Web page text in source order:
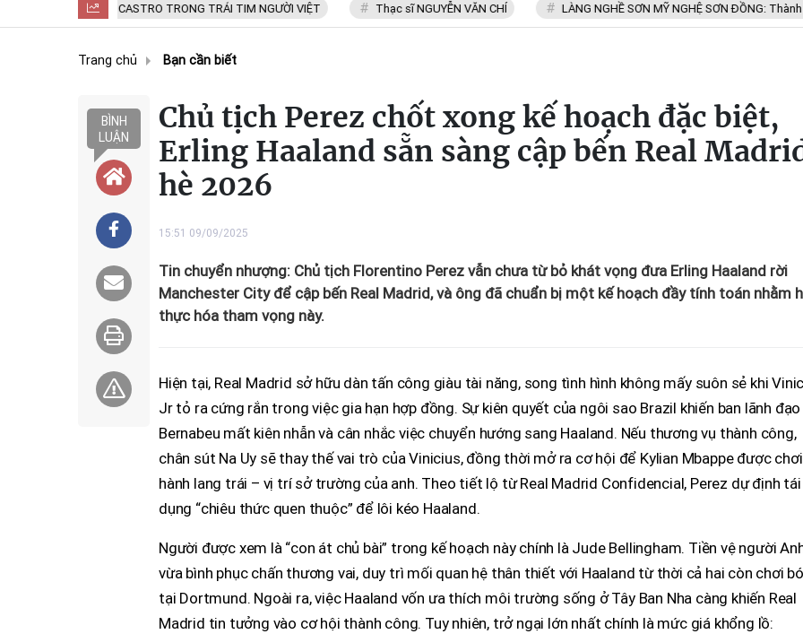
FIDEL CASTRO TRONG TRÁI TIM NGƯỜI VIỆT Thạc sĩ NGUYỄN VĂN CHÍ LÀNG NGHỀ SƠN MỸ NGHỆ SƠN ĐỒNG: Thành
Trang chủ Bạn cần biết
BÌNH
LUẬN
Chủ tịch Perez chốt xong kế hoạch đặc biệt,
Erling Haaland sẵn sàng cập bến Real
hè 2026
15:51 09/09/2025
Tin chuyển nhượng: Chủ tịch Florentino Perez vẫn chưa từ bỏ khát vọng đưa Erling Haaland rời
Manchester City để cập bến Real Madrid, và ông đã chuẩn bị một kế hoạch đầy tính toán nhằm
thực hóa tham vọng này.
Hiện tại, Real Madrid sở hữu dàn tấn công giàu tài năng, song tình hình không mấy suôn sẻ khi
Jr tỏ ra cứng rắn trong việc gia hạn hợp đồng. Sự kiên quyết của ngôi sao Brazil khiến ban lãnh đạo
Bernabeu mất kiên nhẫn và cân nhắc việc chuyển hướng sang Haaland. Nếu thương vụ thành công,
chân sút Na Uy sẽ thay thế vai trò của Vinicius, đồng thời mở ra cơ hội để Kylian Mbappe được
hành lang trái – vị trí sở trường của anh. Theo tiết lộ từ Real Madrid Confidencial, Perez dự định tái
dụng “chiêu thức quen thuộc” để lôi kéo Haaland.
Người được xem là “con át chủ bài” trong kế hoạch này chính là Jude Bellingham. Tiền vệ người
vừa bình phục chấn thương vai, duy trì mối quan hệ thân thiết với Haaland từ thời cả hai còn chơi
tại Dortmund. Ngoài ra, việc Haaland vốn ưa thích môi trường sống ở Tây Ban Nha càng khiến Real
Madrid tin tưởng vào cơ hội thành công. Tuy nhiên, trở ngại lớn nhất chính là mức giá khổng lồ: